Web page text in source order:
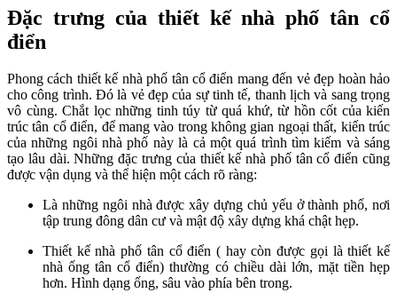
Đặc trưng của thiết kế nhà phố tân cổ
điển
Phong cách thiết kế nhà phố tân cổ điển mang đến vẻ đẹp hoàn hảo
cho công trình. Đó là vẻ đẹp của sự tinh tế, thanh lịch và sang trọng
vô cùng. Chắt lọc những tinh túy từ quá khứ, từ hồn cốt của kiến
trúc tân cổ điển, để mang vào trong không gian ngoại thất, kiến trúc
của những ngôi nhà phố này là cả một quá trình tìm kiếm và sáng
tạo lâu dài. Những đặc trưng của thiết kế nhà phố tân cổ điển cũng
được vận dụng và thể hiện một cách rõ ràng:
Là những ngôi nhà được xây dựng chủ yếu ở thành phố, nơi
tập trung đông dân cư và mật độ xây dựng khá chật hẹp.
Thiết kế nhà phố tân cổ điển ( hay còn được gọi là thiết kế
nhà ống tân cổ điển) thường có chiều dài lớn, mặt tiền hẹp
hơn. Hình dạng ống, sâu vào phía bên trong.